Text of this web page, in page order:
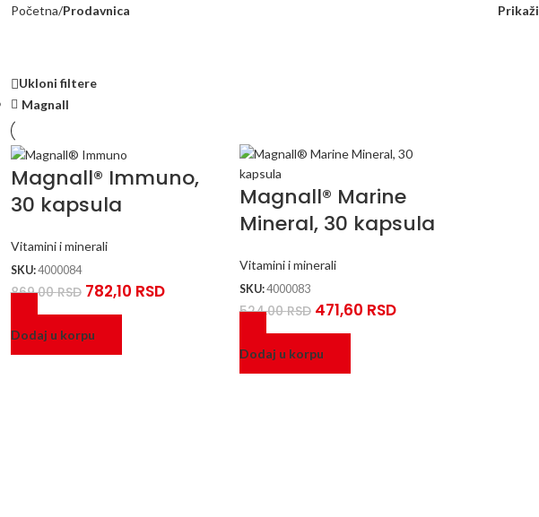
Početna/Prodavnica Prikaži
Ukloni filtere
Magnall
Magnall® Immuno,
30 kapsula
Vitamini i minerali
SKU:4000084
869,00RSD 782,10 RSD
Dodaj u korpu
Magnall® Marine
Mineral, 30 kapsula
Vitamini i minerali
SKU:4000083
524,00RSD 471,60 RSD
Dodaj u korpu